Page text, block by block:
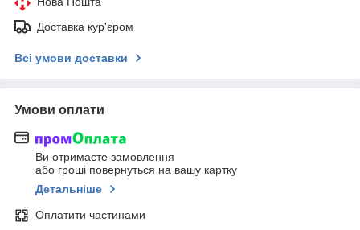
Доставка кур'єром
Всі умови доставки
Умови оплати
Ви отримаєте замовлення
або гроші повернуться на вашу картку
Детальніше
Оплатити частинами